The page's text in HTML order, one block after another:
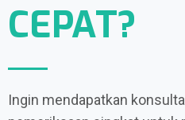
CEPAT?
Ingin mendapatkan